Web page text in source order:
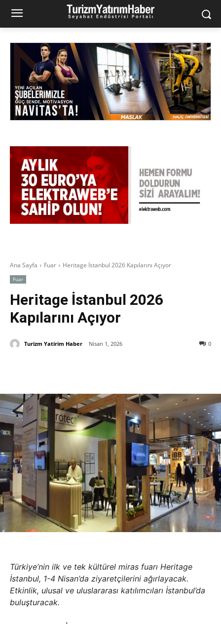
Ana Sayfa Fuar Heritage İstanbul 2026 Kapılarını Açıyor
Fuar
Heritage İstanbul 2026
Kapılarını Açıyor
0
Turizm Yatirim Haber Nisan 1, 2026
Türkiye’nin ilk ve tek kültürel miras fuarı Heritage
İstanbul, 1-4 Nisan’da ziyaretçilerini ağırlayacak.
Etkinlik, ulusal ve uluslararası katılımcıları İstanbul’da
buluşturacak.